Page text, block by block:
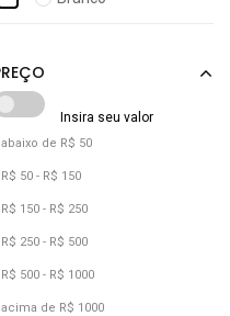
Lança Perfume
Cinza
Cobre
Coral
Dourado
Grafite
abaixo de R$ 50
R$ 50 - R$ 150
R$ 150 - R$ 250
R$ 250 - R$ 500
R$ 500 - R$ 1000
acima de R$ 1000